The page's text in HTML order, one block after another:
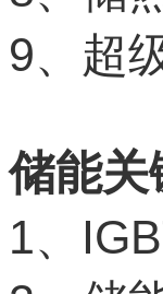
9、超
储能关
1、